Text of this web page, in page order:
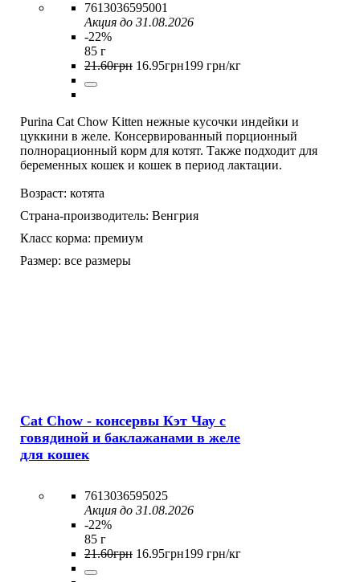
7613036595001
Акция до 31.08.2026
-22%
85 г
21.60грн 16.95грн199 грн/кг
Purina Cat Chow Kitten нежные кусочки индейки и
цуккини в желе. Консервированный порционный
полнорационный корм для котят. Также подходит для
беременных кошек и кошек в период лактации.
Возраст: котята
Страна-производитель: Венгрия
Класс корма: премиум
Размер: все размеры
Cat Chow - консервы Кэт Чау с
говядиной и баклажанами в желе
для кошек
7613036595025
Акция до 31.08.2026
-22%
85 г
21.60грн 16.95грн199 грн/кг